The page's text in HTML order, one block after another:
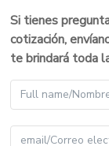
Si tienes
cotización,
te brindará toda